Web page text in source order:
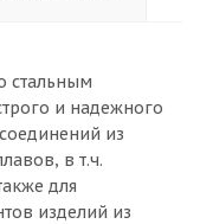
стальным
и надежного
из
в т.ч.
для
изделий из